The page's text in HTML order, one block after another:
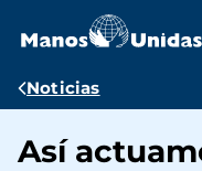
contenido
Ruta
navegación
Noticias
Así